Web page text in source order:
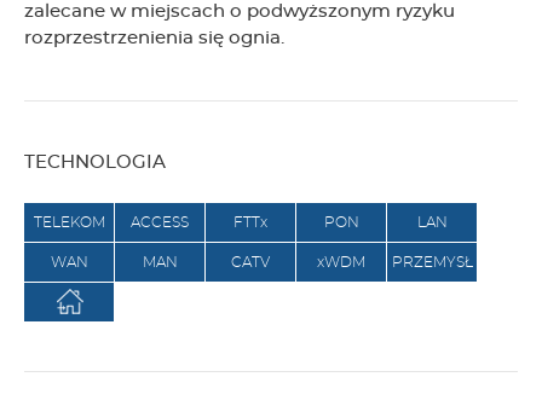
zalecane w miejscach o podwyższonym ryzyku
rozprzestrzenienia się ognia.
TECHNOLOGIA
TELEKOM ACCESS FTTx PON LAN
WAN MAN CATV xWDM PRZEMYSŁ